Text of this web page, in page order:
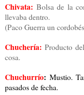
Chivata: Bolsa de la
llevaba dentro.
(Paco Guerra un
Chuchería: Producto
cosa.
Chuchurrío: Mustio.
pasados de fecha.